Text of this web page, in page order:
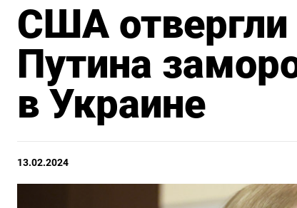
США
Путина
в Украине
13.02.2024